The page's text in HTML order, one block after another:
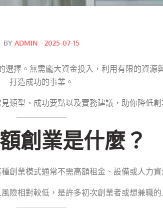
BY ADMIN Posted
2025-07-15
選擇。無需龐大資金投入，利用有限的資源
打造成功的事業。
類型、成功要點以及實務建議，助你降低
創業是什麼？
創業模式通常不需高額租金、設備或人力
險相對較低，是許多初次創業者或想兼職的